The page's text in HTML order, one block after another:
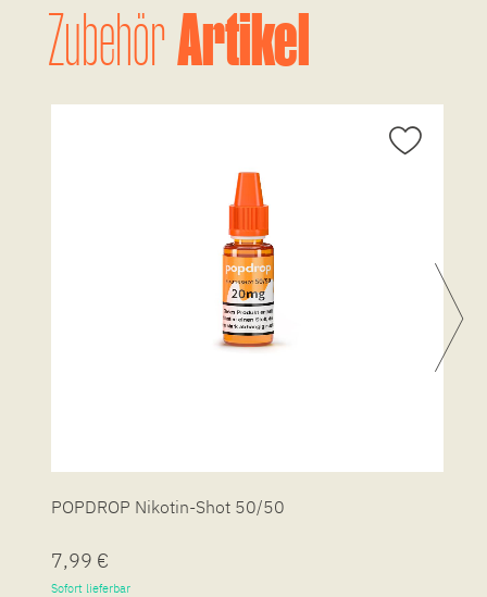
ZubehörArtikel
POPDROP Nikotin-Shot 50/50
7,99 €
Sofort lieferbar